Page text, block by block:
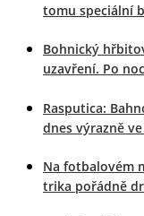
tomu speciální
Bohnický
uzavření. Po
Rasputica:
dnes výrazně
Na fotbalovém
trika pořádně